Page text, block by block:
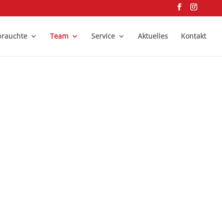
Team Service Aktuelles Kontakt